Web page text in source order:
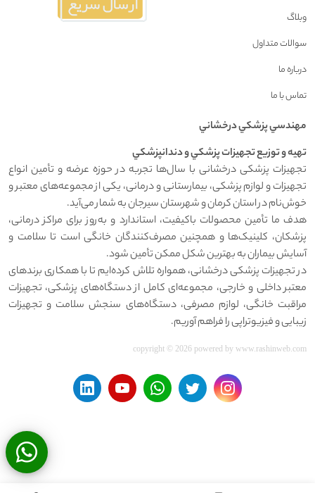
وبلاگ
سوالات متداول
درباره ما
تماس با ما
مهندسي پزشکي درخشاني
تهيه و توزيع تجهيزات پزشکي و دندانپزشکي
تجهیزات پزشکی درخشانی با سال‌ها تجربه در حوزه عرضه و تأمین انواع
تجهیزات و لوازم پزشکی، بیمارستانی و درمانی، یکی از مجموعه‌های معتبر و
خوش‌نام در استان کرمان و شهرستان سیرجان به شمار می‌آید.
هدف ما تأمین محصولات باکیفیت، استاندارد و به‌روز برای مراکز درمانی،
پزشکان، کلینیک‌ها و همچنین مصرف‌کنندگان خانگی است تا سلامت و
آسایش بیماران به بهترین شکل ممکن تأمین شود.
در تجهیزات پزشکی درخشانی، همواره تلاش کرده‌ایم تا با همکاری برندهای
معتبر داخلی و خارجی، مجموعه‌ای کامل از دستگاه‌های پزشکی، تجهیزات
مراقبت خانگی، لوازم مصرفی، دستگاه‌های سنجش سلامت و تجهیزات
زیبایی و فیزیوتراپی را فراهم آوریم.
copyright © 2026 powered by www.rashinweb.com